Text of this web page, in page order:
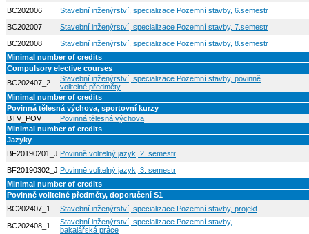
BC202006
Stavební inženýrství, specializace Pozemní stavby, 6.semestr
BC202007
Stavební inženýrství, specializace Pozemní stavby, 7.semestr
BC202008
Stavební inženýrství, specializace Pozemní stavby, 8.semestr
Minimal number of credits
Compulsory elective courses
BC202407_2
Stavební inženýrství, specializace Pozemní stavby, povinně
volitelné předměty
Minimal number of credits
Povinná tělesná výchova, sportovní kurzy
BTV_POV
Povinná tělesná výchova
Minimal number of credits
Jazyky
BF20190201_J Povinně volitelný jazyk, 2. semestr
BF20190302_J Povinně volitelný jazyk, 3. semestr
Minimal number of credits
Povinně volitelné předměty, doporučení S1
BC202407_1
Stavební inženýrství, specializace Pozemní stavby, projekt
BC202408_1
Stavební inženýrství, specializace Pozemní stavby,
bakalářská práce